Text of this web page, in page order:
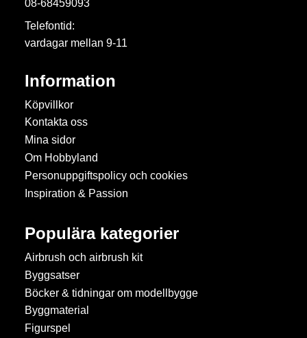
08-68459093
Telefontid:
vardagar mellan 9-11
Information
Köpvillkor
Kontakta oss
Mina sidor
Om Hobbyland
Personuppgiftspolicy och cookies
Inspiration & Passion
Populära kategorier
Airbrush och airbrush kit
Byggsatser
Böcker & tidningar om modellbygge
Byggmaterial
Figurspel